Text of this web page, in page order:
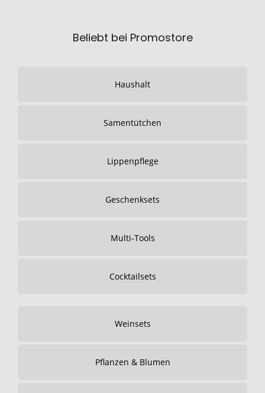
Beliebt bei Promostore
Haushalt
Samentütchen
Lippenpflege
Geschenksets
Multi-Tools
Cocktailsets
Weinsets
Pflanzen & Blumen